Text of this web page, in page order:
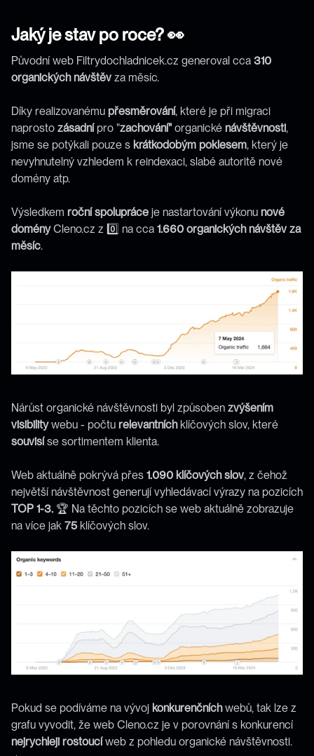
Jaký je stav po roce? 👀
Původní web Filtrydochladnicek.cz generoval cca 310
organických návštěv za měsíc.
Díky realizovanému přesměrování, které je při migraci
naprosto zásadní pro "zachování" organické návštěvnosti,
jsme se potýkali pouze s krátkodobým poklesem, který je
nevyhnutelný vzhledem k reindexaci, slabé autoritě nové
domény atp.
Výsledkem roční spolupráce je nastartování výkonu nové
domény Cleno.cz z 0️⃣ na cca 1.660 organických návštěv za
měsíc.
Nárůst organické návštěvnosti byl způsoben zvýšením
visibility webu - počtu relevantních
souvisí se sortimentem klienta.
Web aktuálně pokrývá přes 1.090 klíčových slov, z čehož
TOP 1-3. 🏆 Na těchto pozicích se web aktuálně zobrazuje
na více jak 75 klíčových slov.
Pokud se podíváme na vývoj konkurenčních webů, tak lze z
nejrychleji rostoucí web z pohledu organické návštěvnosti.